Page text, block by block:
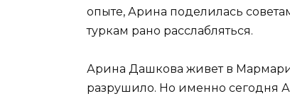
опыте, Арина поделилась
туркам рано расслабляться.
Арина Дашкова живет в
разрушило. Но именно сегодня